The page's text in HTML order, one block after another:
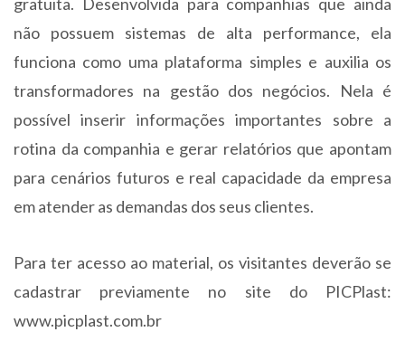
não possuem sistemas de alta performance, ela
funciona como uma plataforma simples e auxilia os
transformadores na gestão dos negócios. Nela é
possível inserir informações importantes sobre a
rotina da companhia e gerar relatórios que apontam
para cenários futuros e real capacidade da empresa
em atender as demandas dos seus clientes.
Para ter acesso ao material, os visitantes deverão se
cadastrar previamente no site do PICPlast:
www.picplast.com.br